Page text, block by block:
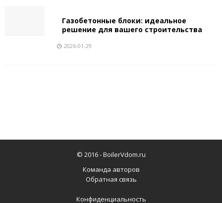
Газобетонные блоки: идеальное
решение для вашего строительства
2026-01-29
© 2016 -BoilerVdom.ru
Команда авторов
Обратная связь
Конфиденциальность